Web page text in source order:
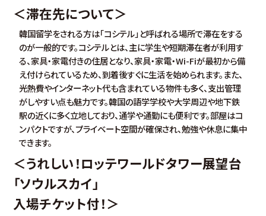
＜滞在先について＞
韓国留学をされる方は「コシテル」と呼ばれる場所で滞在をする
のが一般的です。コシテルとは、主に学生や短期滞在者が利用す
る、家具・家電付きの住居となり、家具・家電・Wi-Fiが最初から備
え付けられているため、到着後すぐに生活を始められます。また、
光熱費やインターネット代も含まれている物件も多く、支出管理
がしやすい点も魅力です。韓国の語学学校や大学周辺や地下鉄
駅の近くに多く立地しており、通学や通勤にも便利です。部屋はコ
ンパクトですが、プライベート空間が確保され、勉強や休息に集中
できます。
＜うれしい！ロッテワールドタワー展望台
「ソウルスカイ」
入場チケット付！＞